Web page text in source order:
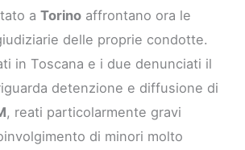
aTorino affrontano ora le
delle proprie condotte.
in Toscana e i due denunciati il
detenzione e diffusione di
, reati particolarmente gravi
di minori molto